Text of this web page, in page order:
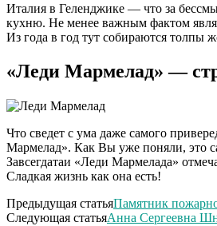
Италия в Геленджике — что за
кухню. Не менее важным фактом
Из года в год тут собираются толпы
«Леди Мармелад» —
Что сведет с ума даже самого
Мармелад». Как Вы уже поняли, это
Завсегдатаи «Леди Мармелада»
Сладкая жизнь как она есть!
Предыдущая статьяПамятник
Следующая статьяАнна Сергеевна